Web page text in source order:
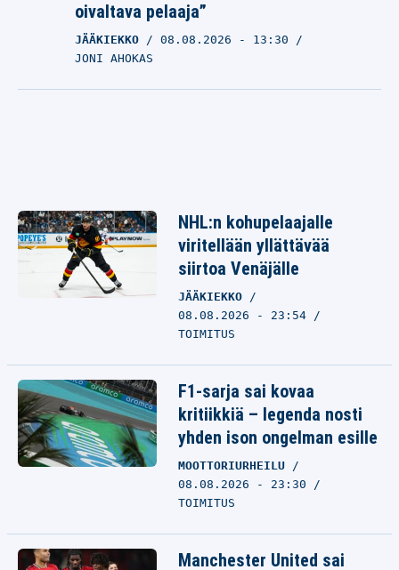
oivaltava pelaaja”
JÄÄKIEKKO 08.08.2026 - 13:30
JONI AHOKAS
NHL:n kohupelaajalle
viritellään yllättävää
siirtoa Venäjälle
JÄÄKIEKKO
08.08.2026 - 23:54
TOIMITUS
F1-sarja sai kovaa
kritiikkiä – legenda nosti
yhden ison ongelman esille
MOOTTORIURHEILU
08.08.2026 - 23:30
TOIMITUS
Manchester United sai